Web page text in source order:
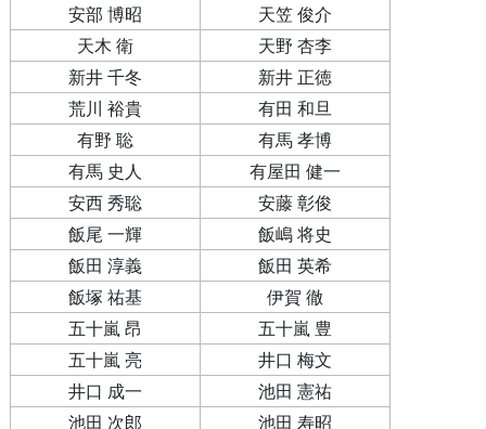
安部 博昭
天笠 俊介
天木 衛
天野 杏李
新井 千冬
新井 正徳
荒川 裕貴
有田 和旦
有野 聡
有馬 孝博
有馬 史人
有屋田 健一
安西 秀聡
安藤 彰俊
飯尾 一輝
飯嶋 将史
飯田 淳義
飯田 英希
飯塚 祐基
伊賀 徹
五十嵐 昂
五十嵐 豊
五十嵐 亮
井口 梅文
井口 成一
池田 憲祐
池田 次郎
池田 寿昭